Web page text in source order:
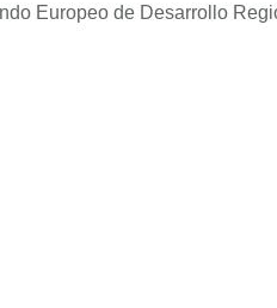
Europeo de Desarrollo